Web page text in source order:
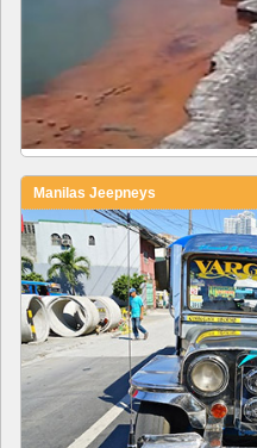
Manilas Jeepneys